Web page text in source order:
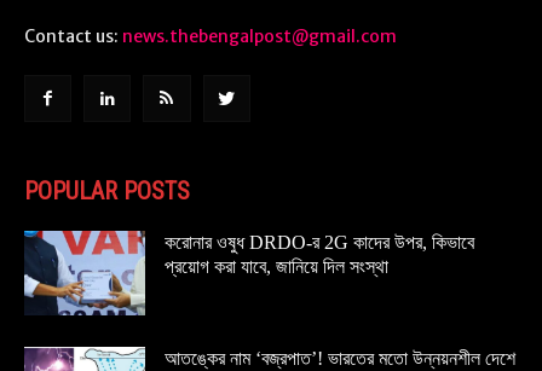
Contact us: news.thebengalpost@gmail.com
POPULAR POSTS
করোনার ওষুধ DRDO-র 2G কাদের উপর, কিভাবে
প্রয়োগ করা যাবে, জানিয়ে দিল সংস্থা
আতঙ্কের নাম ‘বজ্রপাত’! ভারতের মতো উন্নয়নশীল দেশে